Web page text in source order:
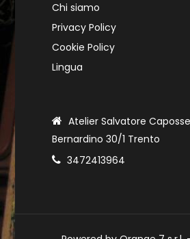
Chi siamo
Privacy Policy
Cookie Policy
Lingua
Atelier Salvatore
Bernardino 30/1 Trento
3472413964